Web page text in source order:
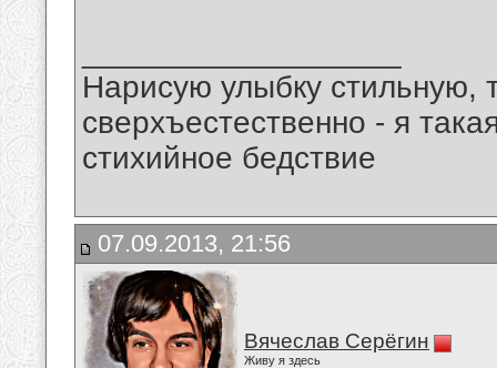
Нарисую улыбку стильную,
сверхъестественно - я
стихийное бедствие
07.09.2013, 21:56
Вячеслав Серёгин
Живу я здесь